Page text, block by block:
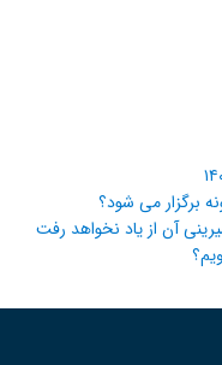
برگزار می شود؟
آن از یاد نخواهد رفت